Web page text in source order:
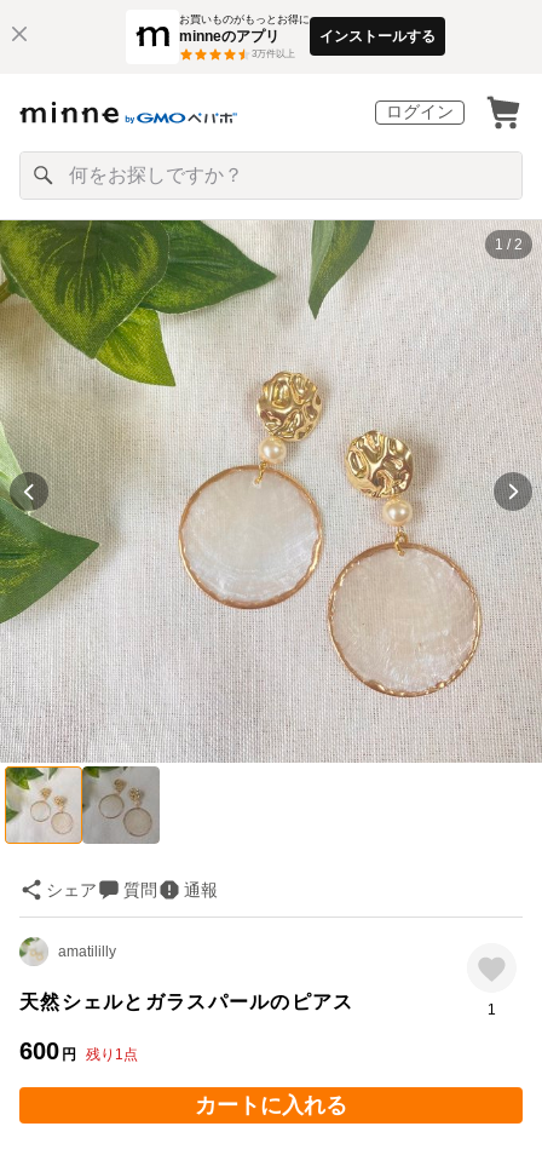
お買いものがもっとお得に
minneのアプリ
3万件以上
インストールする
ログイン
1 / 2
シェア 質問 通報
amatililly
天然シェルとガラスパールのピアス
600 円 残り 1点
1
カートに入れる